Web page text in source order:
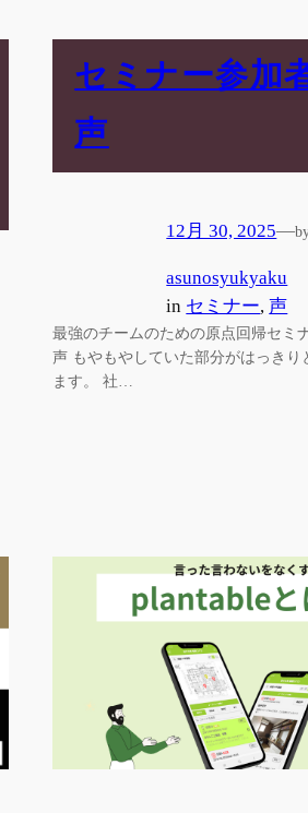
セミナー参加
声
12月 30, 2025—
asunosyukyaku
in セミナー, 声
最強のチームのための原点回帰セミ
声 もやもやしていた部分がはっきり
ます。 社…